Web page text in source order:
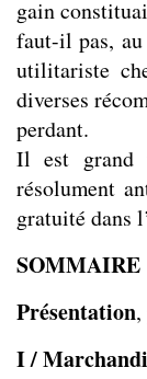
gain
faut-il pas, au
utilitariste
diverses
perdant.
Il est grand
résolument
gratuité dans
SOMMAIRE
Présentation
I /